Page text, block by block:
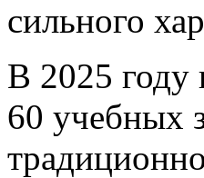
сильного
В 2025 году
60 учебных